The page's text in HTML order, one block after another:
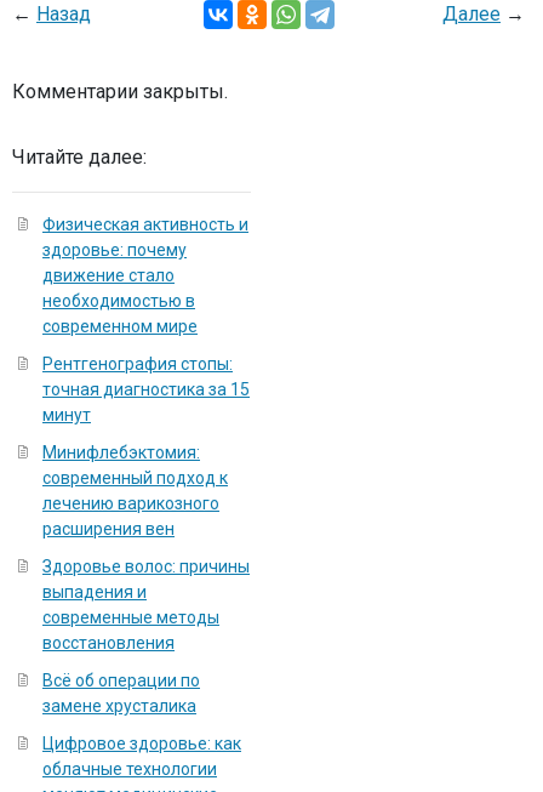
← Назад Далее →
Комментарии закрыты.
Читайте далее:
Физическая активность и
здоровье: почему
движение стало
необходимостью в
современном мире
Рентгенография стопы:
точная диагностика за 15
минут
Минифлебэктомия:
современный подход к
лечению варикозного
расширения вен
Здоровье волос: причины
выпадения и
современные методы
восстановления
Всё об операции по
замене хрусталика
Цифровое здоровье: как
облачные технологии